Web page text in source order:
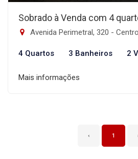
Sobrado à Venda com 4
Avenida Perimetral, 320 -
4 Quartos 3 Banheiros 2
Mais informações
‹ 1